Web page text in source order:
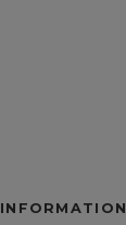
INFORMATION